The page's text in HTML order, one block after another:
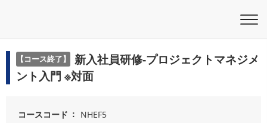
【コース終了】
新入社員研修-プロジェクトマネジメ
ント入門 ※対面
コースコード
NHEF5